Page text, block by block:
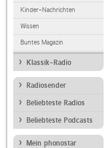
Kinder-Nachrichten
Wissen
Buntes Magazin
Klassik-Radio
Radiosender
Beliebteste Radios
Beliebteste Podcasts
Mein phonostar